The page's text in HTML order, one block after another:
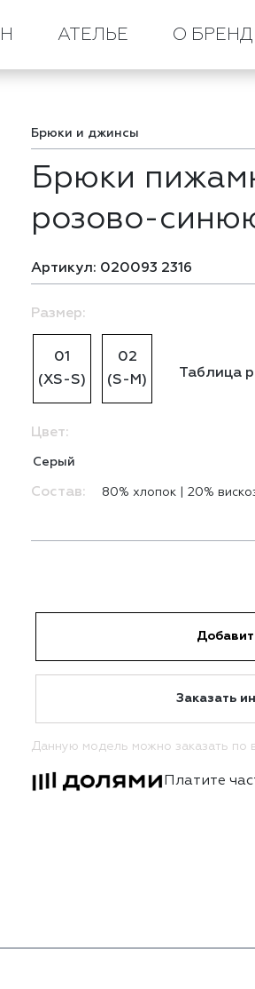
АТЕЛЬЕ О
синюю полоску
Брюки и джинсы
Брюки
розово-
Артикул: 020093 2316
Размер:
01
(XS-S)
02
(S-M)
Таблица
Цвет:
Серый
Состав: 80% хлопок | 20%
Заказать
Данную модель можно заказать по
Платите